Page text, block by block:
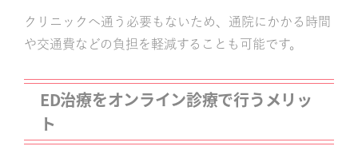
クリニックへ通う必要もないため、通院にかかる時間
や交通費などの負担を軽減することも可能です。
ED治療をオンライン診療で行うメリッ
ト